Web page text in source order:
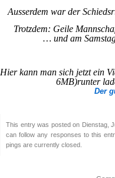
Ausserdem war der
Trotzdem: Geile
… und am
Hier kann man sich jetzt ein
6MB)runter
Der
This entry was posted on Dienstag,
can follow any responses to this
pings are currently closed.